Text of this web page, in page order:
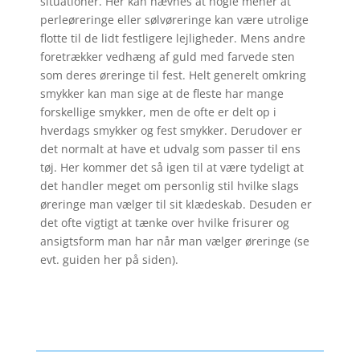
perleøreringe eller sølvøreringe kan være utrolige
flotte til de lidt festligere lejligheder. Mens andre
foretrækker vedhæng af guld med farvede sten
som deres øreringe til fest. Helt generelt omkring
smykker kan man sige at de fleste har mange
forskellige smykker, men de ofte er delt op i
hverdags smykker og fest smykker. Derudover er
det normalt at have et udvalg som passer til ens
tøj. Her kommer det så igen til at være tydeligt at
det handler meget om personlig stil hvilke slags
øreringe man vælger til sit klædeskab. Desuden er
det ofte vigtigt at tænke over hvilke frisurer og
ansigtsform man har når man vælger øreringe (se
evt. guiden her på siden).